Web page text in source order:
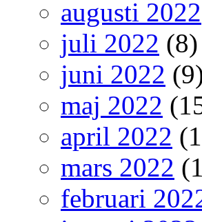
augusti 2022
juli 2022 (8)
juni 2022
maj 2022
april 2022
mars 2022
februari